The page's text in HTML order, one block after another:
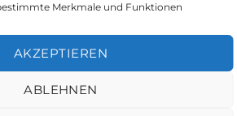
Merkmale und Funktionen
AKZEPTIEREN
ABLEHNEN